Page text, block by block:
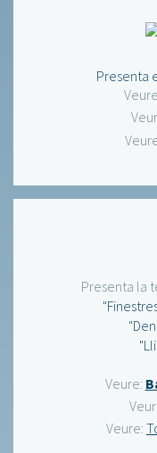
Presenta
Veure
Presenta la
Veure:
Veure: